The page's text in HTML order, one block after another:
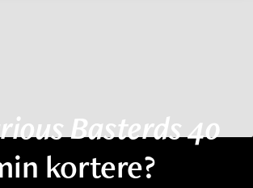
Basterds 40
kortere?